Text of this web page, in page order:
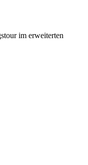
im erweiterten